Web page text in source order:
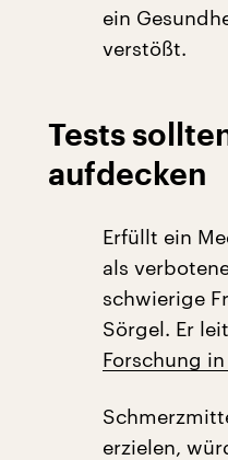
ein
verstößt.
Tests
aufdecken
Erfüllt ein
als
schwierige
Sörgel. Er
Forschung
erzielen,